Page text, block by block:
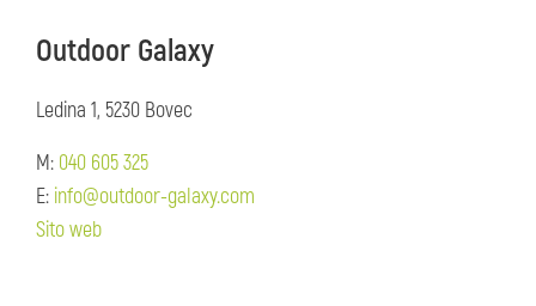
Outdoor Galaxy
Ledina 1, 5230 Bovec
M: 040 605 325
E: info@outdoor-galaxy.com
Sito web